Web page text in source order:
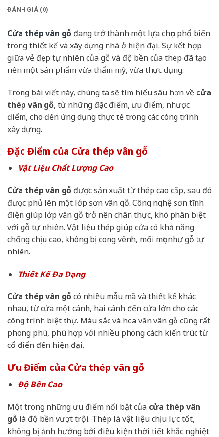
ĐÁNH GIÁ (0)
Cửa thép vân gỗ đang trở thành một lựa chọn phổ biến
trong thiết kế và xây dựng nhà ở hiện đại. Sự kết hợp
giữa vẻ đẹp tự nhiên của gỗ và độ bền của thép đã tạo
nên một sản phẩm vừa thẩm mỹ, vừa thực dụng.
Trong bài viết này, chúng ta sẽ tìm hiểu sâu hơn về cửa
thép vân gỗ, từ những đặc điểm, ưu điểm, nhược
điểm, cho đến ứng dụng thực tế trong các công trình
xây dựng.
Đặc Điểm của Cửa thép vân gỗ
Vật Liệu Chất Lượng Cao
Cửa thép vân gỗ được sản xuất từ thép cao cấp, sau đó
được phủ lên một lớp sơn vân gỗ. Công nghệ sơn tĩnh
điện giúp lớp vân gỗ trở nên chân thực, khó phân biệt
với gỗ tự nhiên. Vật liệu thép giúp cửa có khả năng
chống chịu cao, không bị cong vênh, mối mọt như gỗ tự
nhiên.
Thiết Kế Đa Dạng
Cửa thép vân gỗcó nhiều mẫu mã và thiết kế khác
nhau, từ cửa một cánh, hai cánh đến cửa lớn cho các
công trình biệt thự. Màu sắc và hoa văn vân gỗ cũng rất
phong phú, phù hợp với nhiều phong cách kiến trúc từ
cổ điển đến hiện đại.
Ưu Điểm của Cửa thép vân gỗ
Độ Bền Cao
Một trong những ưu điểm nổi bật của cửa thép vân
gỗ là độ bền vượt trội. Thép là vật liệu chịu lực tốt,
không bị ảnh hưởng bởi điều kiện thời tiết khắc nghiệt